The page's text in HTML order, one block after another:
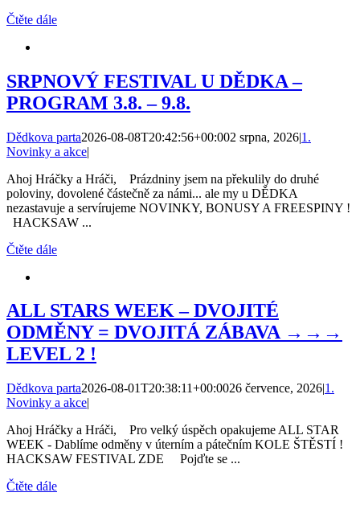
Čtěte dále
SRPNOVÝ FESTIVAL U DĚDKA –
PROGRAM 3.8. – 9.8.
Dědkova parta2026-08-08T20:42:56+00:002 srpna, 2026|1.
Novinky a akce|
Ahoj Hráčky a Hráči, Prázdniny jsem na překulily do druhé
poloviny, dovolené částečně za námi... ale my u DĚDKA
nezastavuje a servírujeme NOVINKY, BONUSY A FREESPINY !
HACKSAW ...
Čtěte dále
ALL STARS WEEK – DVOJITÉ
ODMĚNY = DVOJITÁ ZÁBAVA →→→
LEVEL 2 !
Dědkova parta2026-08-01T20:38:11+00:0026 července, 2026|1.
Novinky a akce|
Ahoj Hráčky a Hráči, Pro velký úspěch opakujeme ALL STAR
WEEK - Dablíme odměny v úterním a pátečním KOLE ŠTĚSTÍ !
HACKSAW FESTIVAL ZDE Pojďte se ...
Čtěte dále